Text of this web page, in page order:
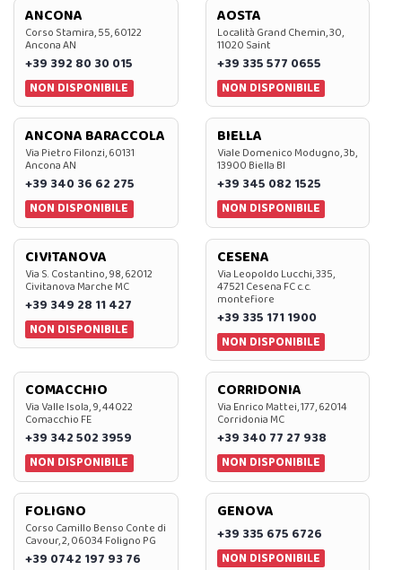
ANCONA
Corso Stamira, 55, 60122
Ancona AN
+39 392 80 30 015
NON DISPONIBILE
AOSTA
Località Grand Chemin, 30,
11020 Saint
+39 335 577 0655
NON DISPONIBILE
ANCONA BARACCOLA
Via Pietro Filonzi, 60131
Ancona AN
+39 340 36 62 275
NON DISPONIBILE
BIELLA
Viale Domenico Modugno, 3b,
13900 Biella BI
+39 345 082 1525
NON DISPONIBILE
CIVITANOVA
Via S. Costantino, 98, 62012
Civitanova Marche MC
+39 349 28 11 427
NON DISPONIBILE
CESENA
Via Leopoldo Lucchi, 335,
47521 Cesena FC c.c.
montefiore
+39 335 171 1900
NON DISPONIBILE
COMACCHIO
Via Valle Isola, 9, 44022
Comacchio FE
+39 342 502 3959
NON DISPONIBILE
CORRIDONIA
Via Enrico Mattei, 177, 62014
Corridonia MC
+39 340 77 27 938
NON DISPONIBILE
FOLIGNO
Corso Camillo Benso Conte di
Cavour, 2, 06034 Foligno PG
+39 0742 197 93 76
GENOVA
+39 335 675 6726
NON DISPONIBILE